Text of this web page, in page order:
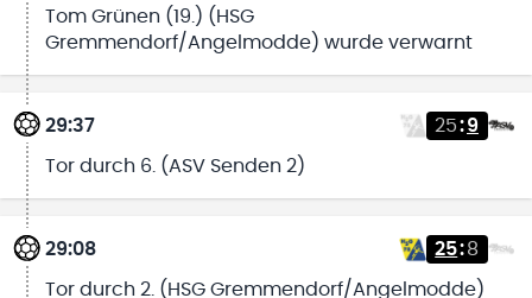
Tom Grünen (19.) (HSG
Gremmendorf/Angelmodde) wurde verwarnt
29:37 25:9
Tor durch 6. (ASV Senden 2)
29:08 25:8
Tor durch 2. (HSG Gremmendorf/Angelmodde)